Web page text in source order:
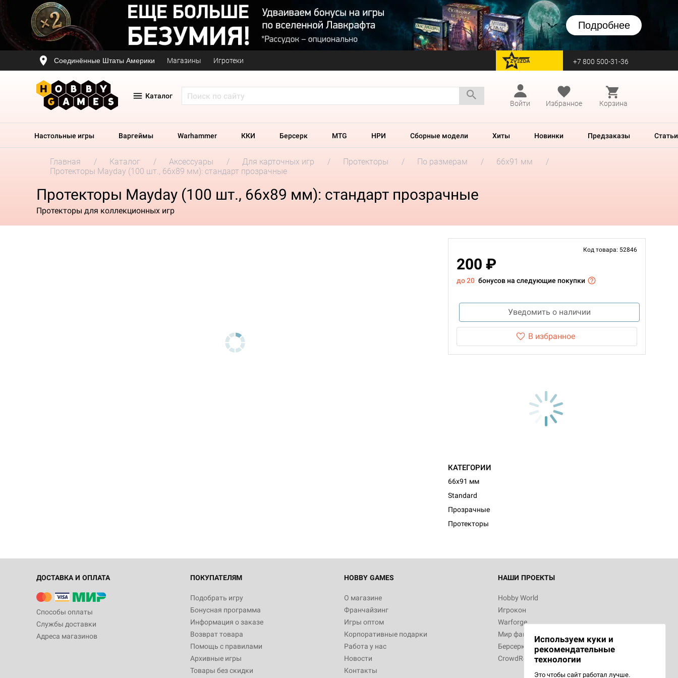
Подробнее
Соединённые Штаты Америки Магазины Игротеки перейти на Zvezda +7 800 500-31-36
Каталог
Войти
Избранное Корзина
Настольные игры Варгеймы Warhammer ККИ Берсерк MTG НРИ Сборные модели Хиты Новинки Предзаказы Статьи
Главная Каталог Аксессуары Для карточных игр Протекторы По размерам
66x91 мм
Протекторы Mayday (100 шт., 66x89 мм): стандарт прозрачные
Протекторы Mayday (100 шт., 66x89 мм): стандарт прозрачные
Протекторы для коллекционных игр
Код товара: 52846
200 ₽
до 20 бонусов на следующие покупки
Уведомить о наличии
В избранное
КАТЕГОРИИ
66x91 мм
Standard
Прозрачные
Протекторы
ДОСТАВКА И ОПЛАТА
Способы оплаты
Службы доставки
Адреса магазинов
ПОКУПАТЕЛЯМ
Подобрать игру
Бонусная программа
Информация о заказе
Возврат товара
Помощь с правилами
Архивные игры
Товары без скидки
HOBBY GAMES
О магазине
Франчайзинг
Игры оптом
Корпоративные подарки
Работа у нас
Новости
Контакты
НАШИ ПРОЕКТЫ
Hobby World
Игрокон
Warforge
Мир фантастики
Берсерк
CrowdRepublic
Используем куки и
рекомендательные
технологии
Это чтобы сайт работал лучше.